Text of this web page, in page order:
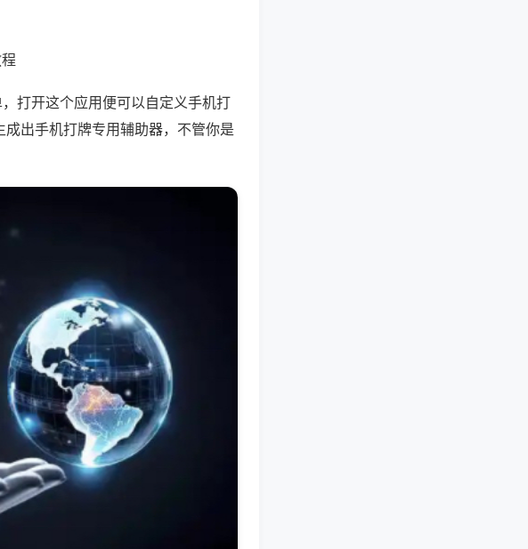
打开这个应用便可以自定义手机打
出手机打牌专用辅助器，不管你是